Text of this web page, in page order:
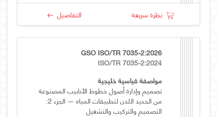
نظرة سريعة التفاصيل
GSO ISO/TR 7035-2:2026
ISO/TR 7035-2:2024
مواصفة قياسية خليجية
تصميم وإدارة أصول خطوط الأنابيب المصنوعة
من الحديد اللدن لتطبيقات المياه — الجزء 2:
التصميم والتركيب والتشغيل